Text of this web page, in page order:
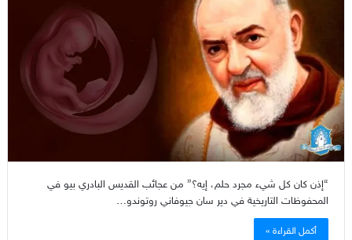
“إذن كان كل شيء مجرد حلم، إيه؟” من عجائب القديس البادري بيو في
المحفوظات التاريخية في دير سان جيوفاني روتوندو…
أكمل القراءة »